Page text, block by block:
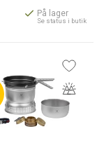
På lager
Se status i butik